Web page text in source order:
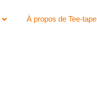
À propos de Tee-tape